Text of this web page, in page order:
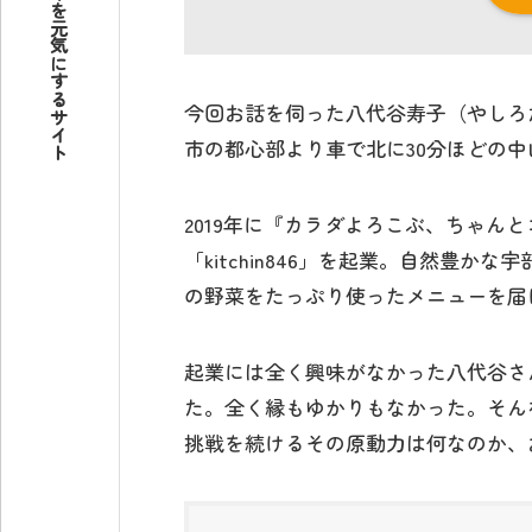
今回お話を伺った八代谷寿子（やし
市の都心部より車で北に30分ほどの
2019年に『カラダよろこぶ、ちゃん
「kitchin846」を起業。自然豊かな
の野菜をたっぷり使ったメニューを
起業には全く興味がなかった八代谷
た。全く縁もゆかりもなかった。そ
挑戦を続けるその原動力は何なのか